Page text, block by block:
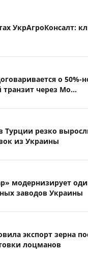
УкрАгроКонсалт:
о 50%-
через Мо...
Турции резко
из Украины
модернизирует
заводов Украины
экспорт зерна
лоцманов